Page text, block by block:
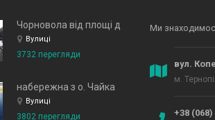
Вулиці
3732 перегляди
набережна з о. Чайка
Вулиці
3802 перегляди
Ми
вул.
м.
+38 (068)